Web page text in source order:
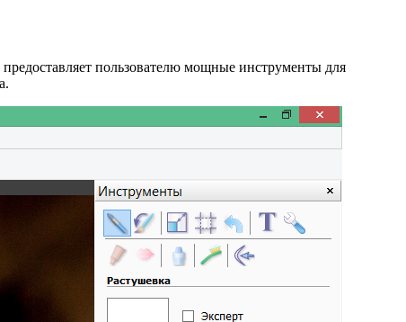
пользователю мощные инструменты для